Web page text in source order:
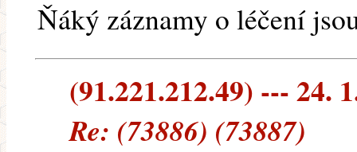
Ňáký záznamy o léčení
(91.221.212.49) --- 24.
Re: (73886) (73887)